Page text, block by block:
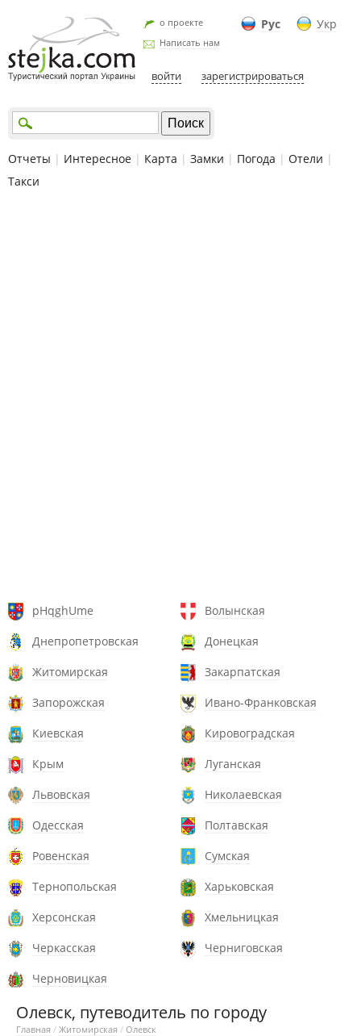
Рус Укр
о проекте
Написать нам
войти зарегистрироваться
Отчеты | Интересное | Карта | Замки | Погода | Отели |
Такси
pHqghUme
Волынская
Днепропетровская
Донецкая
Житомирская
Закарпатская
Запорожская
Ивано-Франковская
Киевская
Кировоградская
Крым
Луганская
Львовская
Николаевская
Одесская
Полтавская
Ровенская
Сумская
Тернопольская
Харьковская
Херсонская
Хмельницкая
Черкасская
Черниговская
Черновицкая
Олевск, путеводитель по городу
Главная / Житомирская / Олевск